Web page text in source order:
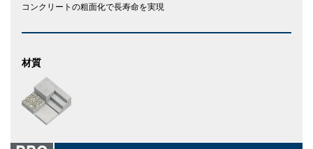
コンクリートの粗面化で長寿命を実現
材質